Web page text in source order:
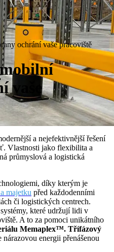
ochrání vaše pracoviště
vaše
a nejefektivnější řešení
Vlastnosti jako flexibilita a
průmyslová a logistická
díky kterým je
majetku před každodenními
či logistických centrech.
které udržují lidi v
A to za pomoci unikátního
Memaplex™. Třífázový
nárazovou energii přenášenou